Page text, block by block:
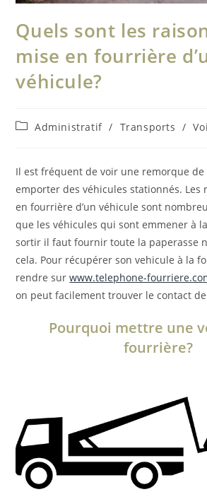
Quels sont les
mise en fourrière
véhicule?
PostAdministratif / Transports /
Il est fréquent de voir une remorque
emporter des véhicules stationnés. Les
en fourrière d’un véhicule sont
que les véhicules qui sont emmener à
sortir il faut fournir toute la paperasse
cela. Pour récupérer son vehicule à la
rendre surwww.telephone-
on peut facilement trouver le contact
Pourquoi mettre une
fourrière?